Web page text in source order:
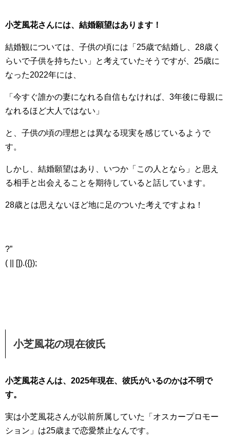
小芝風花さんには、結婚願望はあります！
結婚観については、子供の頃には「25歳で結婚し、28歳く
らいで子供を持ちたい」と考えていたそうですが、25歳に
なった2022年には、
「今すぐ誰かの妻になれる自信もなければ、3年後に母親に
なれるほど大人ではない」
と、子供の頃の理想とは異なる現実を感じているようで
す。
しかし、結婚願望はあり、いつか「この人となら」と思え
る相手と出会えることを期待していると話しています。
28歳とは思えないほど地に足のついた考えですよね！
?”
( || []).({});
小芝風花の現在彼氏
小芝風花さんは、2025年現在、彼氏がいるのかは不明で
す。
実は小芝風花さんが以前所属していた「オスカープロモー
ション」は25歳まで恋愛禁止なんです。